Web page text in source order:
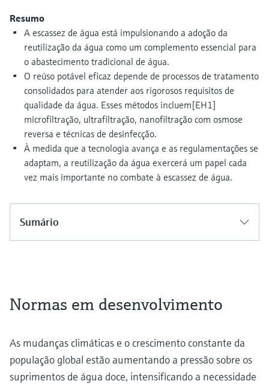
Device Viewer
Find product-specific information and
documentation
Spare parts finder
Find spare parts by product root, order code,
or serial number
Comprar tudo
Tecnologia Memosens
Comprar tudo
do processo para tomada de
decisões
Resumo
A escassez de água está impulsionando a adoção da
reutilização da água como um complemento essencial para
o abastecimento tradicional de água.
O reúso potável eficaz depende de processos de tratamento
consolidados para atender aos rigorosos requisitos de
qualidade da água. Esses métodos incluem[EH1]
microfiltração, ultrafiltração, nanofiltração com osmose
reversa e técnicas de desinfecção.
À medida que a tecnologia avança e as regulamentações se
adaptam, a reutilização da água exercerá um papel cada
vez mais importante no combate à escassez de água.
Sumário
Normas em desenvolvimento
As mudanças climáticas e o crescimento constante da
população global estão aumentando a pressão sobre os
suprimentos de água doce, intensificando a necessidade